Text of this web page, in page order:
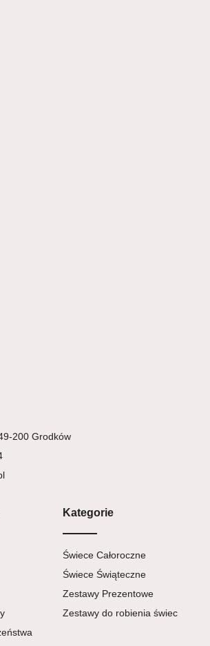
200 Grodków
Kategorie
Świece Całoroczne
Świece Świąteczne
Zestawy Prezentowe
Zestawy do robienia świec